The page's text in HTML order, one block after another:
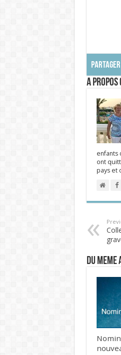
A propos
enfants
ont
pays et
DU MEME